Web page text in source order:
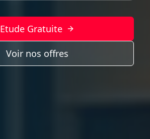
Etude Gratuite
Voir nos offres